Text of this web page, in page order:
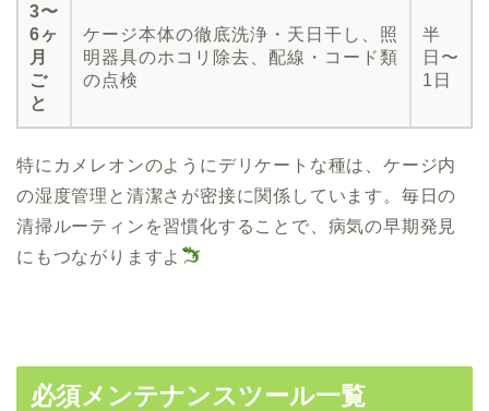
3〜
6ヶ
月
ご
と
ケージ本体の徹底洗浄・天日干し、照
明器具のホコリ除去、配線・コード類
の点検
半
日〜
1日
特にカメレオンのようにデリケートな種は、ケージ内
の湿度管理と清潔さが密接に関係しています。毎日の
清掃ルーティンを習慣化することで、病気の早期発見
にもつながりますよ
必須メンテナンスツール一覧